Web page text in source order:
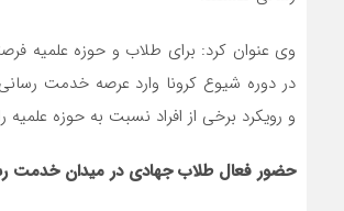
وی عنوان کرد: برای طلاب و حوزه علمیه
در دوره شیوع کرونا وارد عرصه خدمت
و رویکرد برخی از افراد نسبت به حوزه علمیه
حضور فعال طلاب جهادی در میدان خدمت